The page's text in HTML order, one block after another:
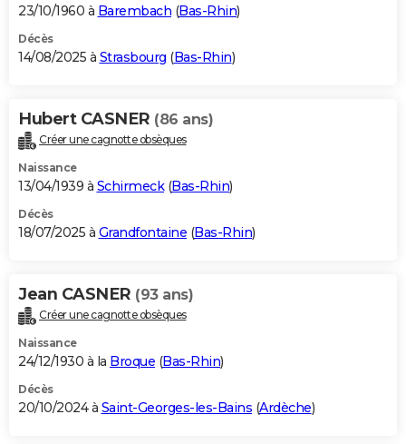
GUIDES D'ACHAT
BONS PLANS
Carte de Noël
Carte Bonne année
Carte Saint-Valentin
Carte Pâques
Carte d'anniversaire
DICTIONNAIRE
Dictionnaire
Biographies
Citations
Expressions
Proverbes
PROGRAMME TV
S'inscrire
Se connecter
Lycées
Collèges
Primaires
Universités
Entreprises
Service militaire
Avis de recherche
AVIS DE DÉCÈS
Bricolage
Lifestyle
Culture
Sport
Auto
Television
Voyage
Cinema
23/10/1960 à Barembach (Bas-Rhin)
Décès
14/08/2025 à Strasbourg (Bas-Rhin)
Hubert CASNER (86 ans)
Créer une cagnotte obsèques
Naissance
13/04/1939 à Schirmeck(Bas-Rhin)
Décès
18/07/2025 à Grandfontaine (Bas-Rhin)
Jean CASNER (93 ans)
Créer une cagnotte obsèques
Naissance
24/12/1930 à la Broque (Bas-Rhin)
Décès
20/10/2024 à Saint-Georges-les-Bains (Ardèche)